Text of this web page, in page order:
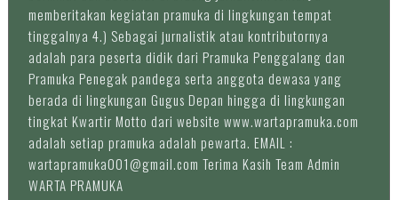
memberitakan kegiatan pramuka di lingkungan tempat
tinggalnya 4.) Sebagai jurnalistik atau kontributornya
adalah para peserta didik dari Pramuka Penggalang dan
Pramuka Penegak pandega serta anggota dewasa yang
berada di lingkungan Gugus Depan hingga di lingkungan
tingkat Kwartir Motto dari website www.wartapramuka.com
adalah setiap pramuka adalah pewarta. EMAIL :
wartapramuka001@gmail.com Terima Kasih Team Admin
WARTA PRAMUKA